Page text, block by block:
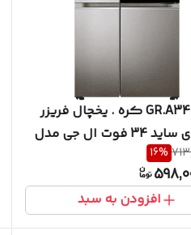
یخچال GR.A34 کره . یخچال فریزر
ساید بای ساید 34 فوت ال جی مدل
GR-
16%
افزودن به سبد